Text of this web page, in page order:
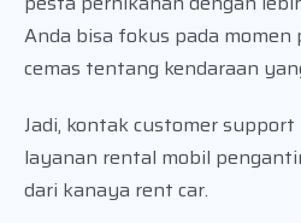
Anda bisa fokus pada
cemas tentang kendaraan
Jadi, kontak customer
layanan rental mobil
dari kanaya rent car.